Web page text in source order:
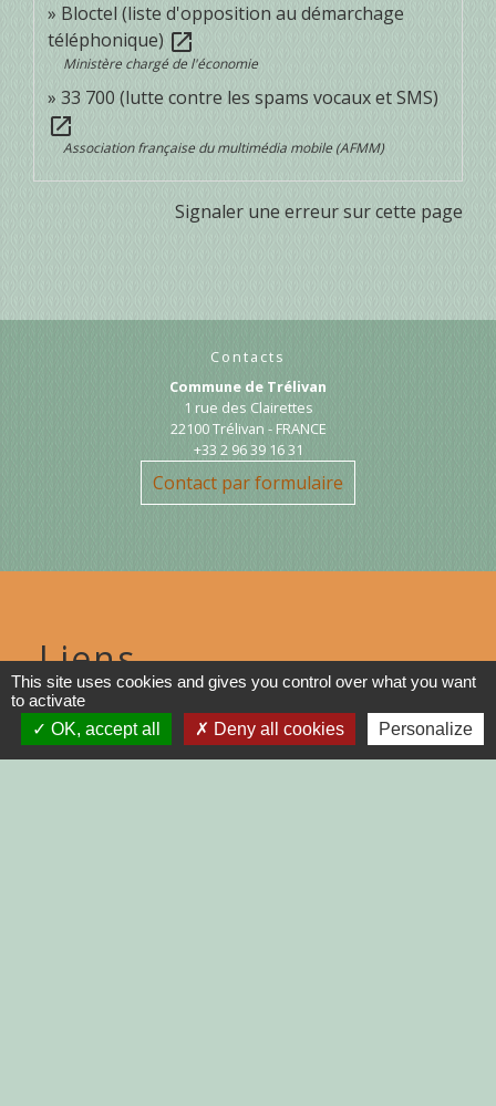
Bloctel (liste d'opposition au démarchage
téléphonique) open_in_new
Ministère chargé de l'économie
33 700 (lutte contre les spams vocaux et SMS)
open_in_new
Association française du multimédia mobile (AFMM)
Signaler une erreur sur cette page
Contacts
Commune de Trélivan
1 rue des Clairettes
22100 Trélivan - FRANCE
+33 2 96 39 16 31
Contact par formulaire
Liens
DINAN AGGLO
CINEMAS DINAN
This site uses cookies and gives you control over what you want
to activate
OK, accept all
Deny all cookies Personalize